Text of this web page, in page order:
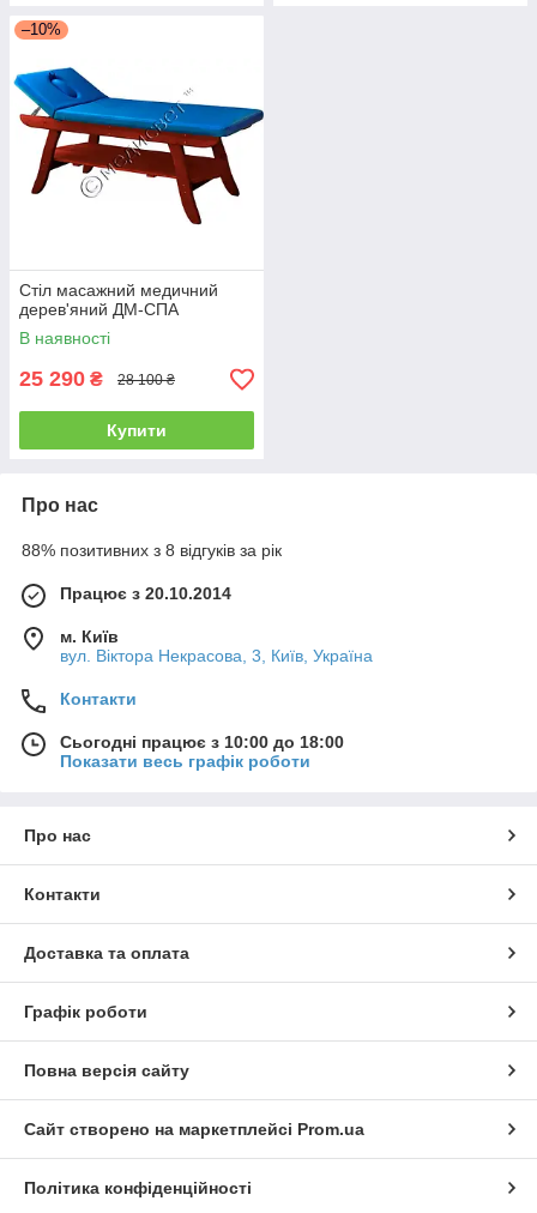
–10%
Стіл масажний медичний
дерев'яний ДМ-СПА
В наявності
25 290 ₴ 28 100 ₴
Купити
Про нас
88% позитивних з 8 відгуків за рік
Працює з 20.10.2014
м. Київ
вул. Вiктора Некрасова, 3, Київ, Україна
Контакти
Сьогодні працює з 10:00 до 18:00
Показати весь графік роботи
Про нас
Контакти
Доставка та оплата
Графік роботи
Повна версія сайту
Сайт створено на маркетплейсі Prom.ua
Політика конфіденційності